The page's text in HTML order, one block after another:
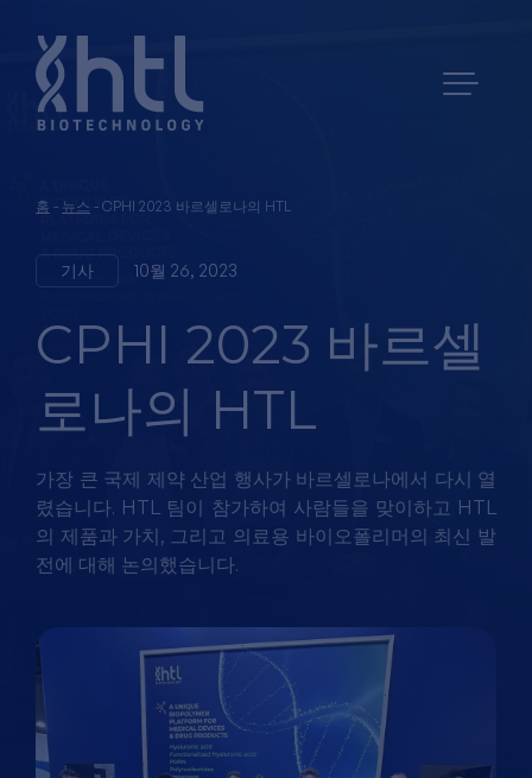
홈 - 뉴스 - CPHI 2023 바르셀로나의 HTL
기사 10월 26, 2023
CPHI 2023 바르셀
로나의 HTL
가장 큰 국제 제약 산업 행사가 바르셀로나에서 다시 열
렸습니다. HTL 팀이 참가하여 사람들을 맞이하고 HTL
의 제품과 가치, 그리고 의료용 바이오폴리머의 최신 발
전에 대해 논의했습니다.